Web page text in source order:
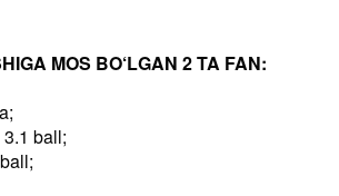
MOS BO‘LGAN 2 TA FAN:
ball;